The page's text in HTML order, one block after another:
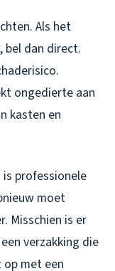
Als het
dan direct.
ongedierte aan
kasten en
professionele
moet
Misschien is er
verzakking die
met een